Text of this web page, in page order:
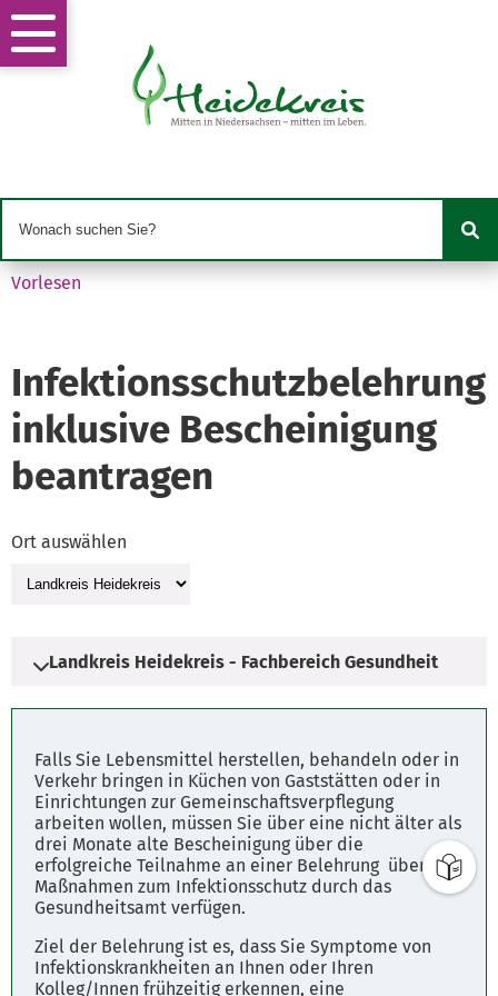
Vorlesen
Infektionsschutzbelehrung
inklusive Bescheinigung
beantragen
Falls Sie Lebensmittel herstellen, behandeln oder in
Verkehr bringen in Küchen von Gaststätten oder in
Einrichtungen zur Gemeinschaftsverpflegung
arbeiten wollen, müssen Sie über eine nicht älter als
drei Monate alte Bescheinigung über die
erfolgreiche Teilnahme an einer Belehrung über die
Maßnahmen zum Infektionsschutz durch das
Gesundheitsamt verfügen.
Ziel der Belehrung ist es, dass Sie Symptome von
Infektionskrankheiten an Ihnen oder Ihren
Kolleg/Innen frühzeitig erkennen, eine
Ort auswählen
Landkreis Heidekreis - Fachbereich Gesundheit
Dierkingstraße 19
29664 Walsrode
Parkplätze
Fahrplanauskunft
Online-Dienste
Belehrung nach dem Infektionsschutzgesetz